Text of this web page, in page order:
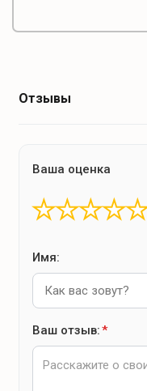
Представлены
ванны,
площадки, игровые
игровые
Организуются
лыжах.
ДРОЦ «Кристалл» -
и оздоровления в
Отзывы
Ваша оценка
★
★
★
★
Имя:
Ваш отзыв:*